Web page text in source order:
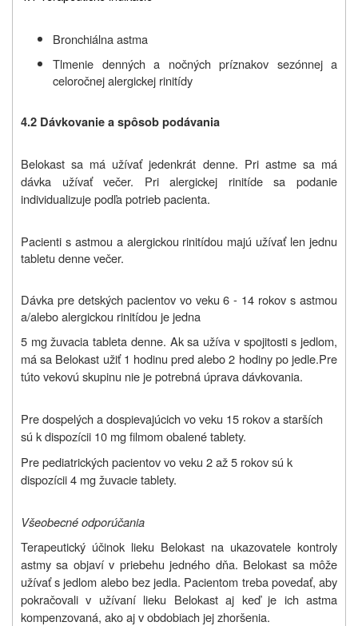
Bronchiálna astma
Tlmenie denných a nočných príznakov sezónnej a
celoročnej alergickej rinitídy
4.2 Dávkovanie a spôsob podávania
Belokast sa má užívať jedenkrát denne. Pri astme sa má
dávka užívať večer. Pri alergickej rinitíde sa podanie
individualizuje podľa potrieb pacienta.
Pacienti s astmou a alergickou rinitídou majú užívať len jednu
tabletu denne večer.
Dávka pre detských pacientov vo veku 6 - 14 rokov s astmou
a/alebo alergickou rinitídou je jedna
5 mg žuvacia tableta denne. Ak sa užíva v spojitosti s jedlom,
má sa Belokast užiť 1 hodinu pred alebo 2 hodiny po jedle.Pre
túto vekovú skupinu nie je potrebná úprava dávkovania.
Pre dospelých a dospievajúcich vo veku 15 rokov a starších
sú k dispozícii 10 mg filmom obalené tablety.
Pre pediatrických pacientov vo veku 2 až 5 rokov sú k
dispozícii 4 mg žuvacie tablety.
Všeobecné odporúčania
Terapeutický účinok lieku Belokast na ukazovatele kontroly
astmy sa objaví v priebehu jedného dňa. Belokast sa môže
užívať s jedlom alebo bez jedla. Pacientom treba povedať, aby
pokračovali v užívaní lieku Belokast aj keď je ich astma
kompenzovaná, ako aj v obdobiach jej zhoršenia.